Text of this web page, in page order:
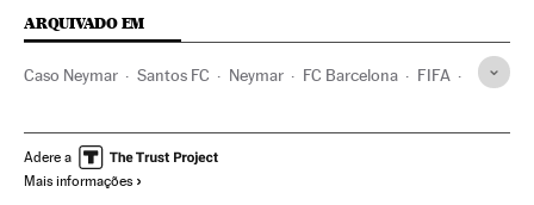
ARQUIVADO EM
Caso Neymar Santos FC Neymar FC Barcelona FIFA
Times esportes Gente Organizações desportivas
Sociedade
Adere a
Mais informações